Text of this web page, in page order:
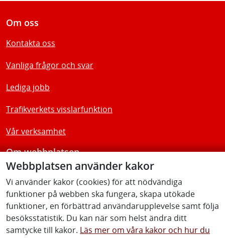
Webbplatsen använder kakor
Vi använder kakor (cookies) för att nödvändiga
funktioner på webben ska fungera, skapa utökade
funktioner, en förbättrad användarupplevelse samt följa
besöksstatistik. Du kan när som helst ändra ditt
samtycke till kakor. Läs mer om våra kakor och hur du
Om oss
Kontakta oss
Vanliga frågor och svar
Lediga jobb
Trafikverkets visslarfunktion
Vår verksamhet
Om webbplatsen
Tillgänglighetsredogörelse
Följ oss